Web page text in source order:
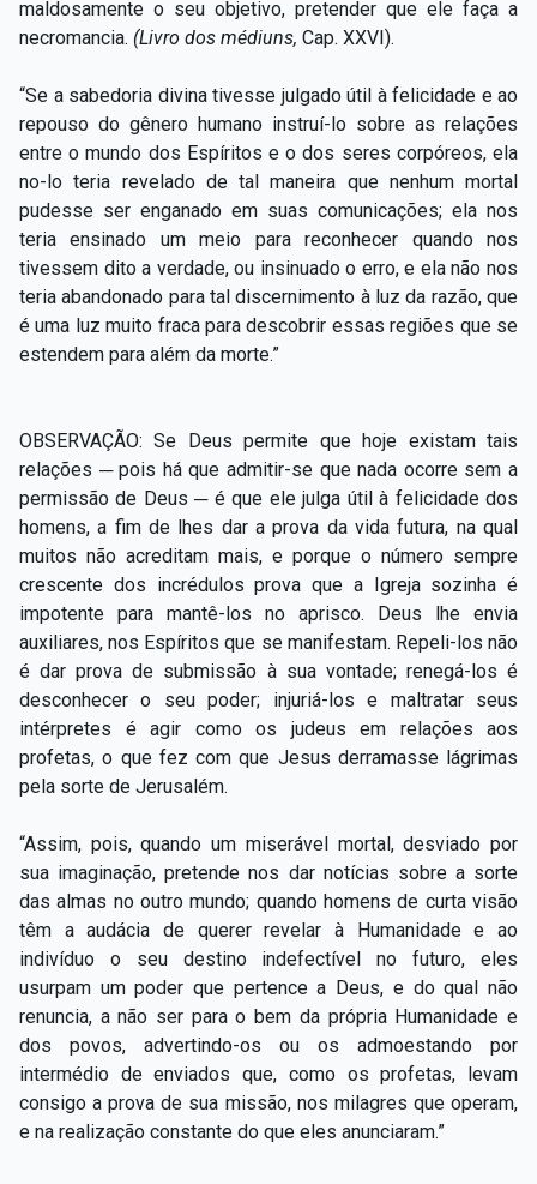
maldosamente o seu objetivo, pretender que ele faça a
necromancia. (Livro dos médiuns, Cap. XXVI).
“Se a sabedoria divina tivesse julgado útil à felicidade e ao
repouso do gênero humano instruí-lo sobre as relações
entre o mundo dos Espíritos e o dos seres corpóreos, ela
no-lo teria revelado de tal maneira que nenhum mortal
pudesse ser enganado em suas comunicações; ela nos
teria ensinado um meio para reconhecer quando nos
tivessem dito a verdade, ou insinuado o erro, e ela não nos
teria abandonado para tal discernimento à luz da razão, que
é uma luz muito fraca para descobrir essas regiões que se
estendem para além da morte.”
OBSERVAÇÃO: Se Deus permite que hoje existam tais
relações ─ pois há que admitir-se que nada ocorre sem a
permissão de Deus ─ é que ele julga útil à felicidade dos
homens, a fim de lhes dar a prova da vida futura, na qual
muitos não acreditam mais, e porque o número sempre
crescente dos incrédulos prova que a Igreja sozinha é
impotente para mantê-los no aprisco. Deus lhe envia
auxiliares, nos Espíritos que se manifestam. Repeli-los não
é dar prova de submissão à sua vontade; renegá-los é
desconhecer o seu poder; injuriá-los e maltratar seus
intérpretes é agir como os judeus em relações aos
profetas, o que fez com que Jesus derramasse lágrimas
pela sorte de Jerusalém.
“Assim, pois, quando um miserável mortal, desviado por
sua imaginação, pretende nos dar notícias sobre a sorte
das almas no outro mundo; quando homens de curta visão
têm a audácia de querer revelar à Humanidade e ao
indivíduo o seu destino indefectível no futuro, eles
usurpam um poder que pertence a Deus, e do qual não
renuncia, a não ser para o bem da própria Humanidade e
dos povos, advertindo-os ou os admoestando por
intermédio de enviados que, como os profetas, levam
consigo a prova de sua missão, nos milagres que operam,
e na realização constante do que eles anunciaram.”